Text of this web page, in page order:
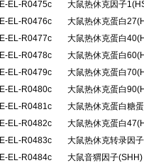
E-EL-R0475c
大鼠热休克因子
E-EL-R0476c
大鼠热休克蛋白
E-EL-R0477c
大鼠热休克蛋白
E-EL-R0478c
大鼠热休克蛋白
E-EL-R0479c
大鼠热休克蛋白
E-EL-R0480c
大鼠热休克蛋白
E-EL-R0481c
大鼠热休克蛋白糖
E-EL-R0482c
大鼠热休克蛋白
E-EL-R0483c
大鼠热休克转录因
E-EL-R0484c
大鼠音猬因子